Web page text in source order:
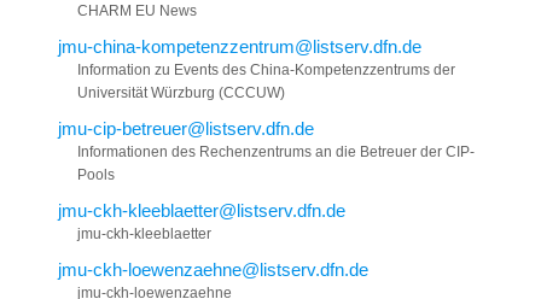
CHARM EU News
jmu-china-kompetenzzentrum@listserv.dfn.de
Information zu Events des China-Kompetenzzentrums der
Universität Würzburg (CCCUW)
jmu-cip-betreuer@listserv.dfn.de
Informationen des Rechenzentrums an die Betreuer der CIP-
Pools
jmu-ckh-kleeblaetter@listserv.dfn.de
jmu-ckh-kleeblaetter
jmu-ckh-loewenzaehne@listserv.dfn.de
jmu-ckh-loewenzaehne